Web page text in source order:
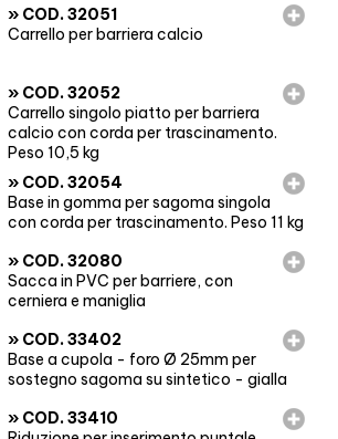
» COD. 32051
Carrello per barriera calcio
» COD. 32052
Carrello singolo piatto per barriera
calcio con corda per trascinamento.
Peso 10,5 kg
» COD. 32054
Base in gomma per sagoma singola
con corda per trascinamento. Peso 11 kg
» COD. 32080
Sacca in PVC per barriere, con
cerniera e maniglia
» COD. 33402
Base a cupola - foro Ø 25mm per
sostegno sagoma su sintetico - gialla
» COD. 33410